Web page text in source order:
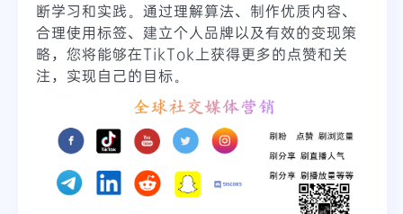
断学习和实践。通过理解算法、制作优质内容、
合理使用标签、建立个人品牌以及有效的变现策
略，您将能够在TikTok上获得更多的点赞和关
注，实现自己的目标。